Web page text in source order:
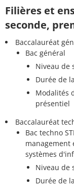
Filières et
seconde,
Baccalauréat
Bac général
Niveau de
Durée de
Modalités
présentiel
Baccalauréat
Bac techno
management
systèmes
Niveau de
Durée de